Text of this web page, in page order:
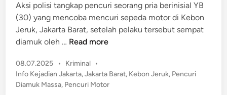
d
i
n
Aksi polisi tangkap pencuri seorang pria berinisial YB
(30) yang mencoba mencuri sepeda motor di Kebon
Jeruk, Jakarta Barat, setelah pelaku tersebut sempat
diamuk oleh … A
s
i
P
Read more
08.07.2025 •
P
o
s
Kriminal •
Info Kejadian Jakarta,Jakarta Barat, Kebon Jeruk, Pencuri
Diamuk Massa, Pencuri Motor